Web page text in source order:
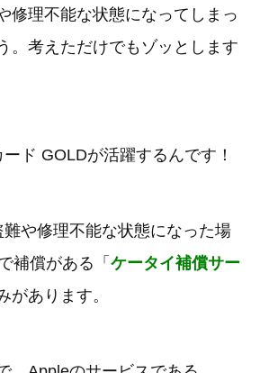
修理不能な状態になってしまっ
。考えただけでもゾッとします
ド GOLDが活躍するんです！
や修理不能な状態になった場
補償がある「 ケータイ補償サー
があります。